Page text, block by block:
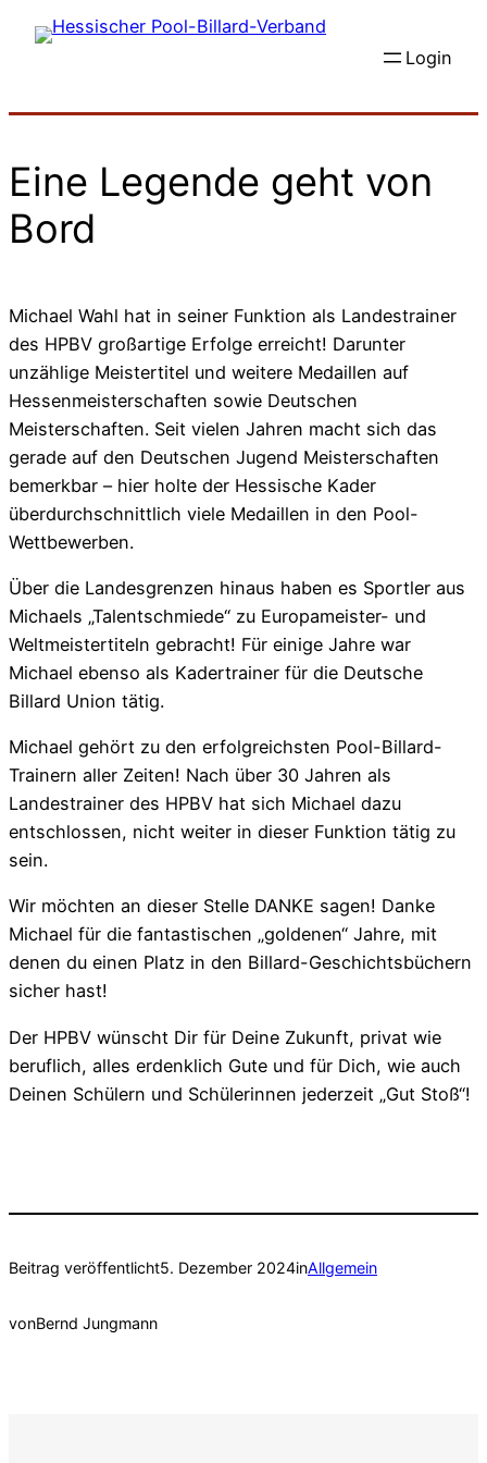
Zum
Inhalt
Login
Eine Legende geht von
Bord
Michael Wahl hat in seiner Funktion als Landestrainer
des HPBV großartige Erfolge erreicht! Darunter
unzählige Meistertitel und weitere Medaillen auf
Hessenmeisterschaften sowie Deutschen
Meisterschaften. Seit vielen Jahren macht sich das
gerade auf den Deutschen Jugend Meisterschaften
bemerkbar – hier holte der Hessische Kader
überdurchschnittlich viele Medaillen in den Pool-
Wettbewerben.
Über die Landesgrenzen hinaus haben es Sportler aus
Michaels „Talentschmiede“ zu Europameister- und
Weltmeistertiteln gebracht! Für einige Jahre war
Michael ebenso als Kadertrainer für die Deutsche
Billard Union tätig.
Michael gehört zu den erfolgreichsten Pool-Billard-
Trainern aller Zeiten! Nach über 30 Jahren als
Landestrainer des HPBV hat sich Michael dazu
entschlossen, nicht weiter in dieser Funktion tätig zu
sein.
Wir möchten an dieser Stelle DANKE sagen! Danke
Michael für die fantastischen „goldenen“ Jahre, mit
denen du einen Platz in den Billard-Geschichtsbüchern
sicher hast!
Der HPBV wünscht Dir für Deine Zukunft, privat wie
beruflich, alles erdenklich Gute und für Dich, wie auch
Deinen Schülern und Schülerinnen jederzeit „Gut Stoß“!
Beitrag veröffentlicht5. Dezember 2024inAllgemein
vonBernd Jungmann